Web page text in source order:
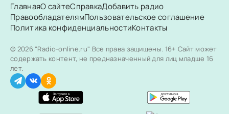
ГлавнаяО сайтеСправкаДобавить радио
ПравообладателямПользовательское соглашение
Политика конфиденциальностиКонтакты
© 2026 "Radio-online.ru" Все права защищены. 16+ Сайт может
содержать контент, не предназначенный для лиц младше 16
лет.